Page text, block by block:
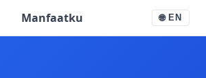
Manfaatku 🌐 EN